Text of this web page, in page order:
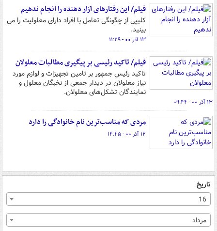
فیلم/ این رفتارهای آزار دهنده را انجام ندهیم
کلیپی از چگونگی تعامل با افراد دارای معلولیت را می
بینید.
۱۳ آذر ۰۰ - ۱۱:۲۹
فیلم/ تاکید رئیسی بر پیگیری مطالبات معلولان
تاکید رئیس جمهور بر تامین تجهیزات و لوازم مورد
نیاز معلولان در دیدار جمعی از نخبگان معلول و
نمایندگان تشکل‌های معلولان.
۱۳ آذر ۰۰ - ۰۹:۴۴
مردی که مناسب‌ترین نام خانوادگی را دارد
۱۲ آذر ۰۰ - ۱۴:۴۵
تاریخ
16
مرداد